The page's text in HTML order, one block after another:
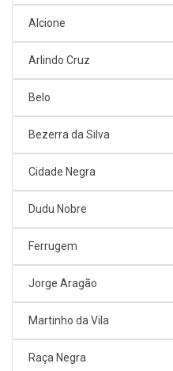
Alcione
Arlindo Cruz
Belo
Bezerra da Silva
Cidade Negra
Dudu Nobre
Ferrugem
Jorge Aragão
Martinho da Vila
Raça Negra